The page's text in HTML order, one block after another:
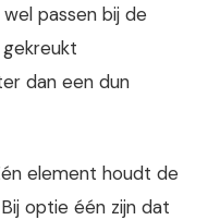
passen bij de
dan een dun
element houdt de
optie één zijn dat